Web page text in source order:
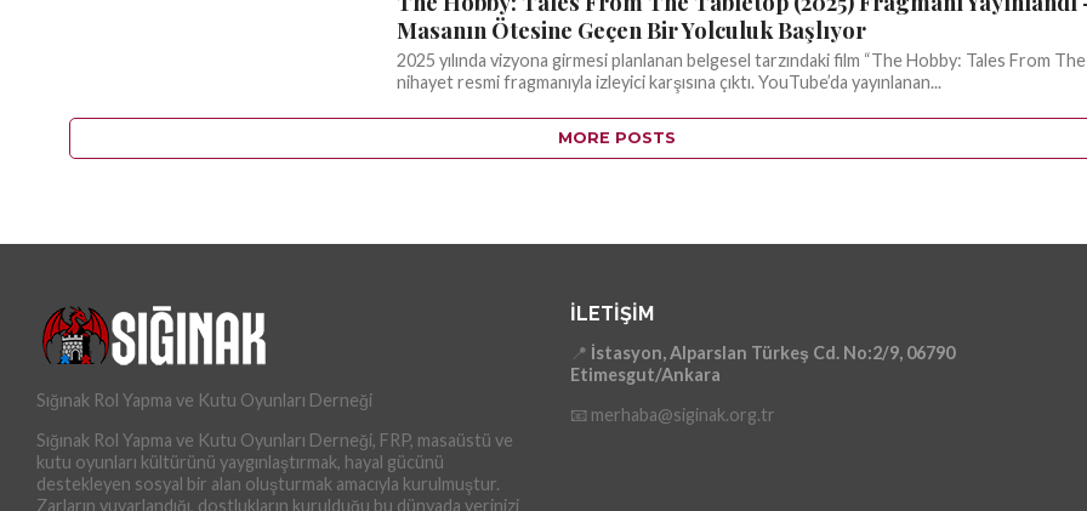
Masanın Ötesine Geçen Bir Yolculuk Başlıyor
2025 yılında vizyona girmesi planlanan belgesel tarzındaki film “The Hobby: Tales From The
nihayet resmi fragmanıyla izleyici karşısına çıktı. YouTube’da yayınlanan...
MORE POSTS
Sığınak Rol Yapma ve Kutu Oyunları Derneği
Sığınak Rol Yapma ve Kutu Oyunları Derneği, FRP, masaüstü ve
kutu oyunları kültürünü yaygınlaştırmak, hayal gücünü
destekleyen sosyal bir alan oluşturmak amacıyla kurulmuştur.
Zarların yuvarlandığı, dostlukların kurulduğu bu dünyada yerinizi
İLETIŞIM
📍 İstasyon, Alparslan Türkeş Cd. No:2/9, 06790
Etimesgut/Ankara
📧 merhaba@siginak.org.tr